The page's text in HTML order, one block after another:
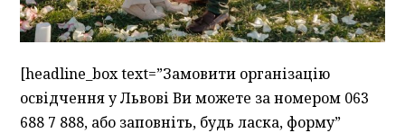
[headline_box text=”Замовити організацію
освідчення у Львові Ви можете за номером 063
688 7 888, або заповніть, будь ласка, форму”